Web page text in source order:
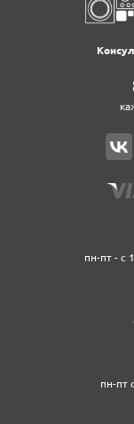
пн-пт - с
пн-пт